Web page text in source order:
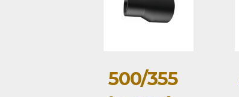
500/355